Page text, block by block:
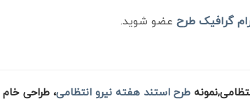
گرافیک طرحعضو شوید.
طرح استند هفته نیرو انتظامی، طراحی خام